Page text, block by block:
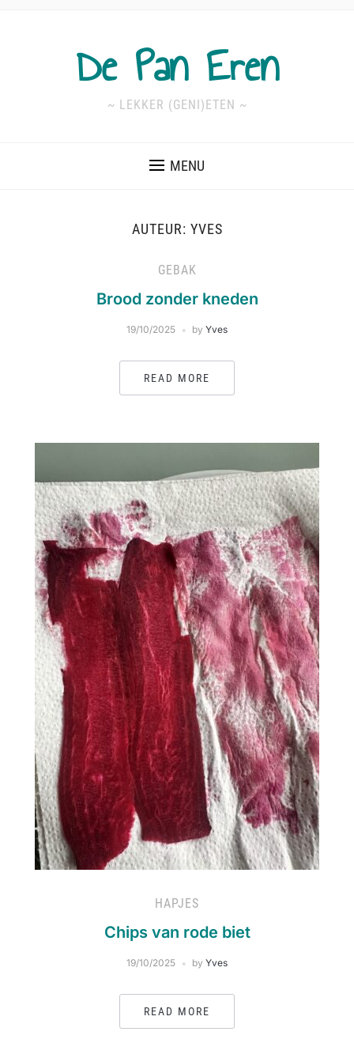
De Pan Eren
~ LEKKER (GENI)ETEN ~
MENU
AUTEUR: YVES
GEBAK
Brood zonder kneden
19/10/2025 by Yves
READ MORE
HAPJES
Chips van rode biet
19/10/2025 by Yves
READ MORE